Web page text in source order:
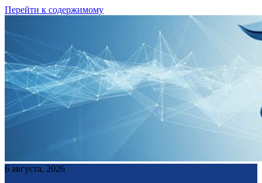
Перейти к содержимому
6 августа, 2026